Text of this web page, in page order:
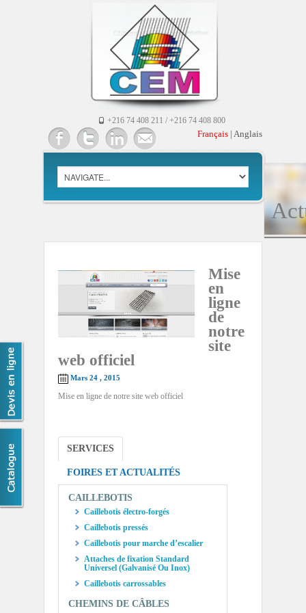
+216 74 408 211 / +216 74 408 800
Français | Anglais
Mise
en
ligne
de
notre
site
web officiel
Mars 24 , 2015
Mise en ligne de notre site web officiel
SERVICES
FOIRES ET ACTUALITÉS
CAILLEBOTIS
Caillebotis électro-forgés
Caillebotis pressés
Caillebotis pour marche d’escalier
Attaches de fixation Standard
Universel (Galvanisé Ou Inox)
Caillebotis carrossables
CHEMINS DE CÂBLES